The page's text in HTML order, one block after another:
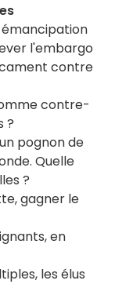
émancipation
l'embargo
contre
contre-
?
pognon de
Quelle
?
gagner le
en
les élus